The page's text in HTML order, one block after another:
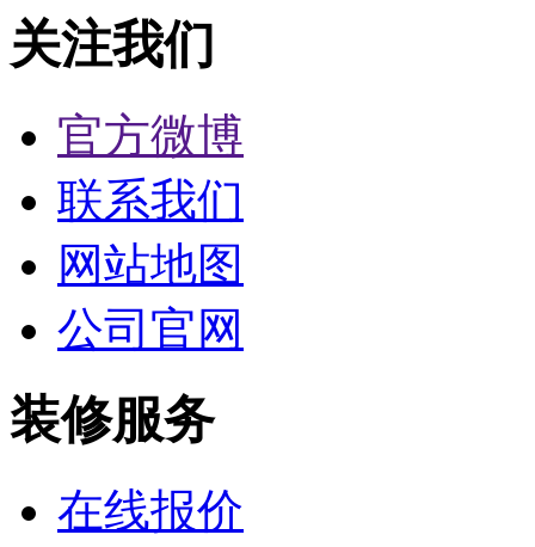
关注我们
官方微博
联系我们
网站地图
公司官网
装修服务
在线报价